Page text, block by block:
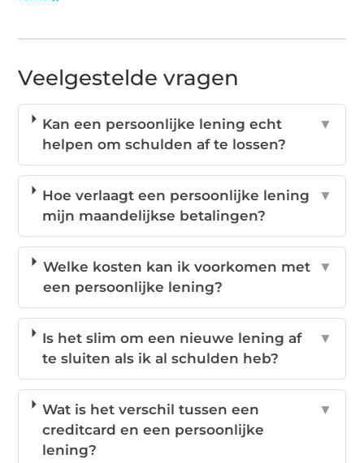
Veelgestelde vragen
Kan een persoonlijke lening echt
helpen om schulden af te lossen?
▼
Hoe verlaagt een persoonlijke lening
mijn maandelijkse betalingen?
▼
Welke kosten kan ik voorkomen met
een persoonlijke lening?
▼
Is het slim om een nieuwe lening af
te sluiten als ik al schulden heb?
▼
Wat is het verschil tussen een
creditcard en een persoonlijke
lening?
▼